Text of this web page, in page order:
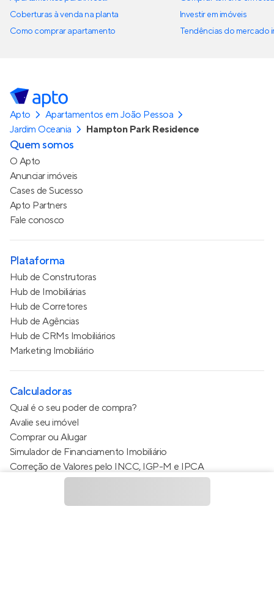
Coberturas à venda na planta
Como comprar apartamento
Investir em imóveis
Tendências do mercado
Apto
Apartamentos em João Pessoa
Jardim Oceania
Hampton Park Residence
Quem somos
O Apto
Anunciar imóveis
Cases de Sucesso
Apto Partners
Fale conosco
Plataforma
Hub de Construtoras
Hub de Imobiliárias
Hub de Corretores
Hub de Agências
Hub de CRMs Imobiliários
Marketing Imobiliário
Calculadoras
Qual é o seu poder de compra?
Avalie seu imóvel
Comprar ou Alugar
Simulador de Financiamento Imobiliário
Correção de Valores pelo INCC, IGP-M e IPCA
Estimativa de valor do condomínio